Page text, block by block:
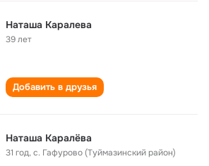
Наташа Каралева
39 лет
Добавить в друзья
Наташа Каралёва
31 год,с. Гафурово (Туймазинский район)